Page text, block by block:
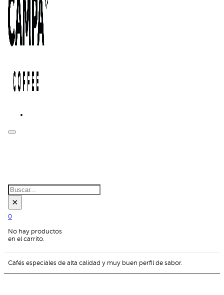
Buscar
×
0
No hay productos
en el carrito.
Cafés especiales de alta calidad y muy buen perfil de sabor.